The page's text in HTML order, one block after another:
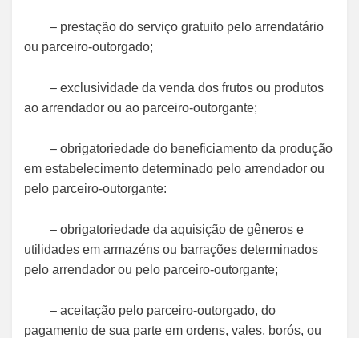
– prestação do serviço gratuito pelo arrendatário
ou parceiro-outorgado;
– exclusividade da venda dos frutos ou produtos
ao arrendador ou ao parceiro-outorgante;
– obrigatoriedade do beneficiamento da produção
em estabelecimento determinado pelo arrendador ou
pelo parceiro-outorgante:
– obrigatoriedade da aquisição de gêneros e
utilidades em armazéns ou barrações determinados
pelo arrendador ou pelo parceiro-outorgante;
– aceitação pelo parceiro-outorgado, do
pagamento de sua parte em ordens, vales, borós, ou